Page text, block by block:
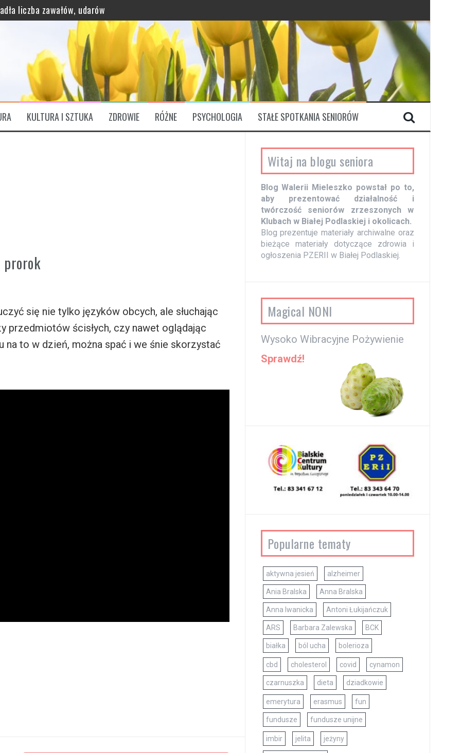
liczba zawałów, udarów
bogaty profil odżywczy
„Są Świętym Graalem”
KULTURA I SZTUKA ZDROWIE RÓŻNE PSYCHOLOGIA STAŁE SPOTKANIA SENIORÓW
prorok
się nie tylko języków obcych, ale słuchając
przedmiotów ścisłych, czy nawet oglądając
na to w dzień, można spać i we śnie skorzystać
Witaj na blogu seniora
Blog Walerii Mieleszko powstał po to,
aby prezentować działalność i
twórczość seniorów zrzeszonych w
Klubach w Białej Podlaskiej i okolicach.
Blog prezentuje materiały archiwalne oraz
bieżące materiały dotyczące zdrowia i
ogłoszenia PZERII w Białej Podlaskiej.
Magical NONI
Wysoko Wibracyjne Pożywienie
Sprawdź!
Popularne tematy
aktywna jesień alzheimer
Ania Bralska Anna Bralska
Anna Iwanicka Antoni Łukijańczuk
ARS Barbara Zalewska BCK
białka ból ucha bolerioza
cbd cholesterol covid cynamon
czarnuszka dieta dziadkowie
emerytura erasmus fun
fundusze fundusze unijne
imbir jelita jeżyny